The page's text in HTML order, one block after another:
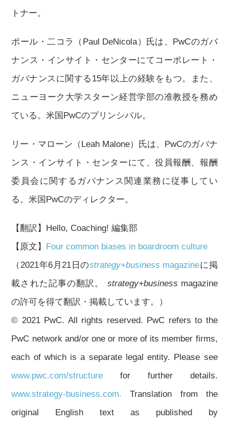
トナー。
ポール・二コラ（Paul DeNicola）氏は、PwCのガバ
ナンス・インサイト・センターにてコーポレート・
ガバナンスに関する15年以上の経験をもつ。また、
ニューヨーク大学スターン経営学部の准教授を務め
ている。米国PwCのプリンシパル。
リー・マローン（Leah Malone）氏は、PwCのガバナ
ンス・インサイト・センターにて、役員報酬、報酬
委員会に関するガバナンス関連業務に従事してい
る。米国PwCのディレクター。
【翻訳】Hello, Coaching! 編集部
【原文】 Four common biases in boardroom culture
（2021年6月21日のstrategy+business magazineに掲
載された記事の翻訳。 strategy+business magazine
の許可を得て翻訳・掲載しています。）
© 2021 PwC. All rights reserved. PwC refers to the
PwC network and/or one or more of its member firms,
each of which is a separate legal entity. Please see
www.pwc.com/structure for further details.
www.strategy-business.com. Translation from the
original English text as published by